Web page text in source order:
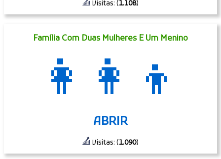
Visitas: (1.108)
Família Com Duas Mulheres E Um Menino
👩‍👩‍👦
ABRIR
Visitas: (1.090)